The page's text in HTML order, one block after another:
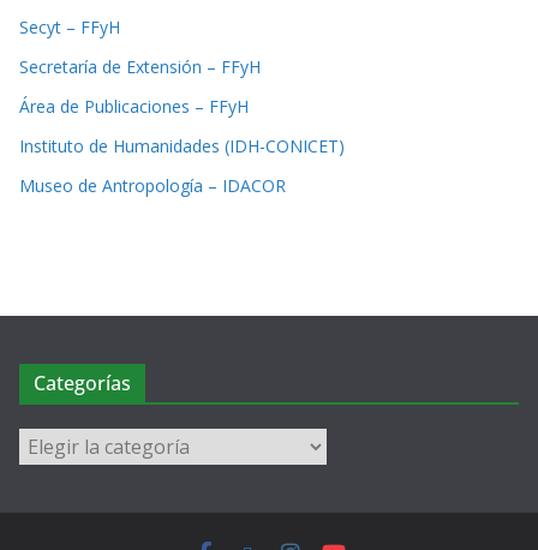
Secyt – FFyH
Secretaría de Extensión – FFyH
Área de Publicaciones – FFyH
Instituto de Humanidades (IDH-CONICET)
Museo de Antropología – IDACOR
Categorías